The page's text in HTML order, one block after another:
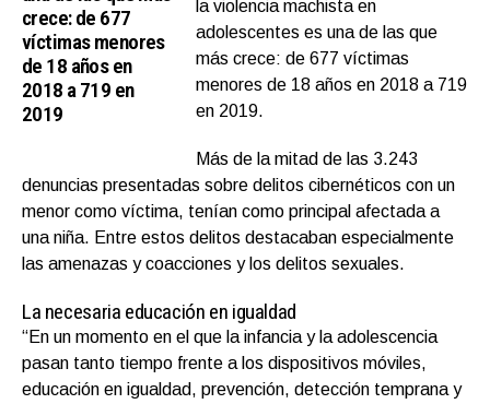
crece: de 677
víctimas menores
de 18 años en
2018 a 719 en
2019
la violencia machista en
adolescentes es una de las que
más crece: de 677 víctimas
menores de 18 años en 2018 a 719
en 2019.
Más de la mitad de las 3.243
denuncias presentadas sobre delitos cibernéticos con un
menor como víctima, tenían como principal afectada a
una niña. Entre estos delitos destacaban especialmente
las amenazas y coacciones y los delitos sexuales.
La necesaria educación en igualdad
“En un momento en el que la infancia y la adolescencia
pasan tanto tiempo frente a los dispositivos móviles,
educación en igualdad, prevención, detección temprana y